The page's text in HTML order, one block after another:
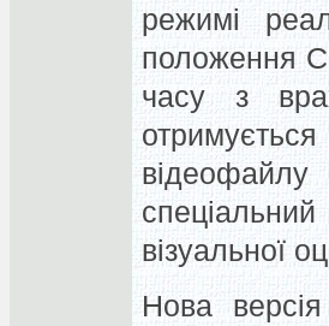
режимі
положення
часу з
візуальної
Нова